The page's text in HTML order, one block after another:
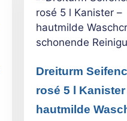
Dreiturm
rosé 5 l Kanister
hautmilde